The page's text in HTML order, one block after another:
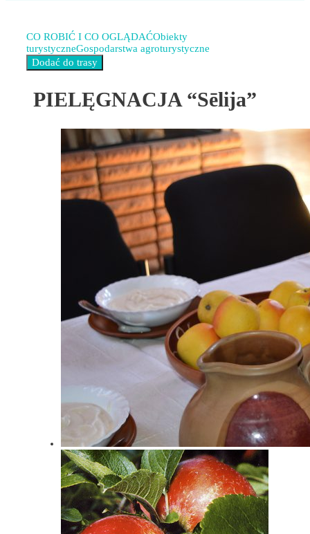
CO ROBIĆ I CO OGLĄDAĆObiekty
turystyczneGospodarstwa agroturystyczne
PIELĘGNACJA “Sēlija”